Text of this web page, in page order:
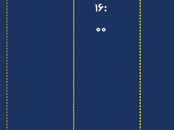
16:
00